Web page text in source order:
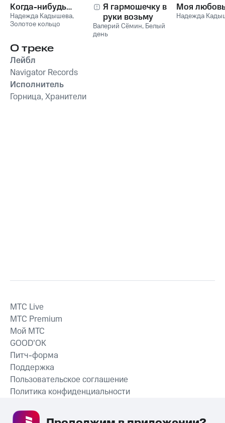
Когда-нибудь…
Надежда Кадышева,
Золотое кольцо
Я гармошечку в
руки возьму
Валерий Сёмин, Белый
день
Моя
Надежда
О треке
Лейбл
Navigator Records
Исполнитель
Горница, Хранители
СКАЧАТЬ ПРИЛОЖЕНИЕ
MTС Live
MTС Premium
Мой МТС
GOOD’OK
Питч-форма
Поддержка
Пользовательское соглашение
Политика конфиденциальности